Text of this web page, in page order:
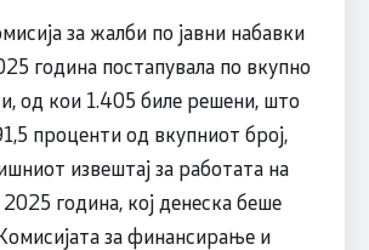
за жалби по јавни набавки
година постапувала по вкупно
од кои 1.405 биле решени, што
проценти од вкупниот број,
извештај за работата на
година, кој денеска беше
за финансирање и